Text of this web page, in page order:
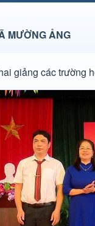
MƯỜNG ẢNG
giảng các trường